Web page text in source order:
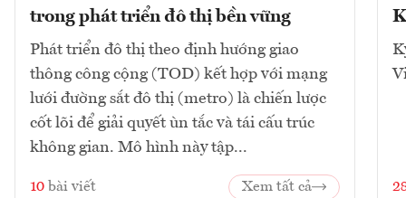
trong phát triển đô thị bền vững
Phát triển đô thị theo định hướng giao
thông công cộng (TOD) kết hợp với mạng
lưới đường sắt đô thị (metro) là chiến lược
cốt lõi để giải quyết ùn tắc và tái cấu trúc
không gian. Mô hình này tập...
10 bài viết Xem tất cả